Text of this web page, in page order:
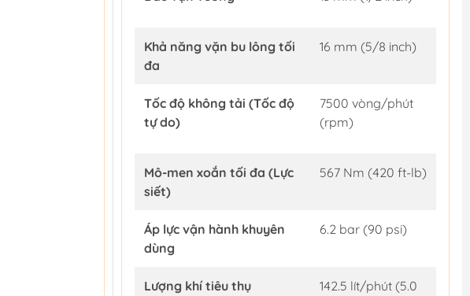
Khả năng vặn bu lông tối
đa
16 mm (5/8 inch)
Tốc độ không tải (Tốc độ
tự do)
7500 vòng/phút
(rpm)
Mô-men xoắn tối đa (Lực
siết)
567 Nm (420 ft-lb)
Áp lực vận hành khuyên
dùng
6.2 bar (90 psi)
Lượng khí tiêu thụ
142.5 lít/phút (5.0